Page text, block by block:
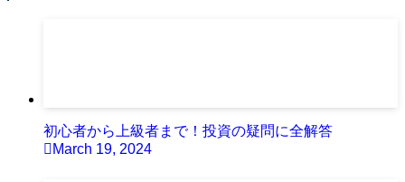
初心者から上級者まで！投資の疑問に全解答
March 19, 2024